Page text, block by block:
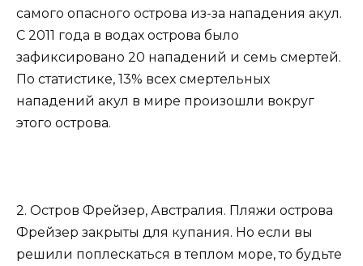
самого опасного острова из-за нападения акул.
С 2011 года в водах острова было
зафиксировано 20 нападений и семь смертей.
По статистике, 13% всех смертельных
нападений акул в мире произошли вокруг
этого острова.
2. Остров Фрейзер, Австралия. Пляжи острова
Фрейзер закрыты для купания. Но если вы
решили поплескаться в теплом море, то будьте